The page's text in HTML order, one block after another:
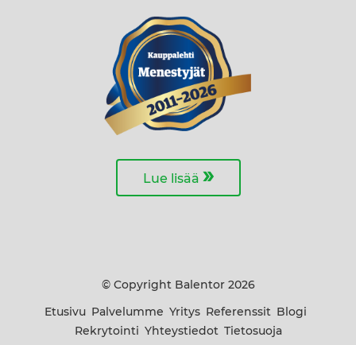
Lue lisää »
© Copyright Balentor 2026
Etusivu Palvelumme Yritys Referenssit
Blogi
Rekrytointi Yhteystiedot Tietosuoja